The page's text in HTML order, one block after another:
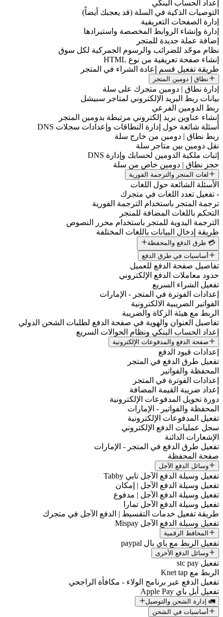
إعداد الحساب البنكي
التوصيات الذكية في السلة (قد يعجبك أيضاً)
إدارة الصفحات التعريفية
إدارة وإنشاء الروابط المخصصة واستيرادها
إضافة عملة جديدة للمتجر
نظام موحّد للضرائب والرسوم الجمركية لكل سوق
إنشاء صفحة تعريفية من نوع HTML
طريقة تفعيل قسم إعادة الشراء في المتجر
نطاق | دومين المتجر
إدارة نطاق | دومين متجرك على سلة
بيانات ربط البريد الإلكتروني لمتاجر سبيشل
ربط الدومين الفرعي
إنشاء عناوين بريد إلكتروني مرتبطة بدومين المتجر
أسئلة شائعة حول إدارة النطاقات وإعدادات سجلات DNS
ربط نطاق | دومين من خارج سلة
نقل دومين بين متاجر سلة
إثبات ملكية الدومين لحسابك وإدارة DNS
حجز نطاق | دومين خاص من سلة
لغات المتجر والترجمة الفورية
الأسئلة الشائعة حول اللغات
- تفعيل تعدد اللغات في متجرك
ترجمة المتجر باستخدام الترجمة الفورية
التحكم باللغات المضافة للمتجر
الترجمة اليدوية للمتجر باستخدام محرر النصوص
طريقة إدخال البيانات باللغات المختلفة
💳 طرق الدفع والمحفظة
أساسيات في طرق الدفع
تفاصيل صفحة الدفع للعميل
حدود معاملات الدفع الإلكتروني
تفعيل الشراء السريع
إعدادات الفوترة في المتجر - الإمارات
الفواتير الضريبية الالكترونية
الربط مع هيئة الزكاة والضريبة
تفاصيل العنوان والهوية في صفحة الدفع لطلبات الشحن الدولي
إعداد الحساب البنكي ونظام الحوالات السريع
صفحة الدفع والمدفوعات الإلكترونية
إعدادات قيود الدفع
تفعيل طرق الدفع في المتجر
المحفظة والفواتير
إعدادات الفوترة في المتجر
إعداد ضريبة القيمة المضافة
دورة تحويل المدفوعات الإلكترونية
المحفظة والفواتير - الإمارات
تفعيل المدفوعات الإلكترونية
سجل عمليات الدفع الإلكتروني
الإشعارات الدائنة
تفعيل طرق الدفع في المتجر - الإمارات
صفحة المحفظة
وسائل الدفع الآجل
تفعيل وسيلة الدفع الآجل تابي Tabby
تفعيل وسيلة الدفع الآجل | إمكان
تفعيل وسيلة الدفع الآجل | مدفوع
تفعيل وسيلة الدفع الآجل تمارا
طريقة تفعيل خدمات التقسيط | الدفع الآجل في متجرك
تفعيل وسيلة الدفع الآجل Mispay
المحافظ الرقمية
تفعيل الربط مع باي بال paypal
وسائل الدفع الأخرى
تفعيل stc pay
الربط مع Knet tap
تفعيل الدفع عبر برنامج الولاء - مكافأة الراجحي
تفعيل أبل باي Apple Pay
🚛 إدارة الشحن والتوصيل
أساسيات في الشحن